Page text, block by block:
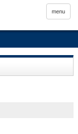
menu